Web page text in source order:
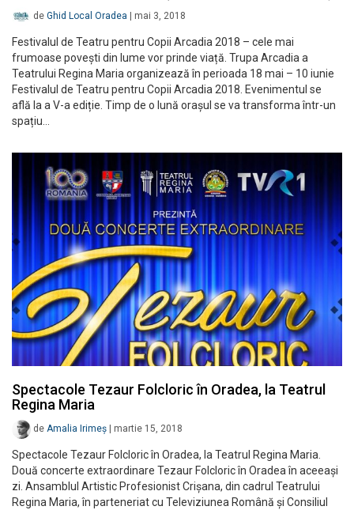
de Ghid Local Oradea mai 3, 2018
Festivalul de Teatru pentru Copii Arcadia 2018 – cele mai
frumoase povești din lume vor prinde viață. Trupa Arcadia a
Teatrului Regina Maria organizează în perioada 18 mai – 10 iunie
Festivalul de Teatru pentru Copii Arcadia 2018. Evenimentul se
află la a V-a ediție. Timp de o lună orașul se va transforma într-un
spațiu…
Spectacole Tezaur Folcloric în Oradea, la Teatrul
Regina Maria
de Amalia Irimeș martie 15, 2018
Spectacole Tezaur Folcloric în Oradea, la Teatrul Regina Maria.
Două concerte extraordinare Tezaur Folcloric în Oradea în aceeași
zi. Ansamblul Artistic Profesionist Crișana, din cadrul Teatrului
Regina Maria, în parteneriat cu Televiziunea Română și Consiliul